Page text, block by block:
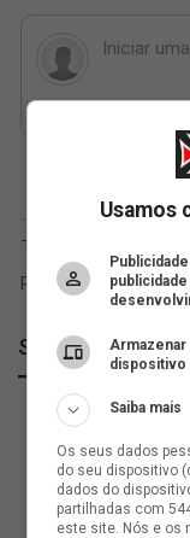
SuperVasco
Usamos
dispositivo
Saiba mais
Os seus dados
do seu dispositivo
dados do
partilhadas com
este site. Nós e os